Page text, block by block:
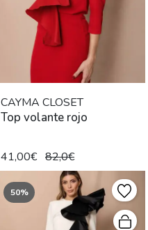
CAYMA CLOSET
Top volante rojo
41,00€ 82,0€
50%